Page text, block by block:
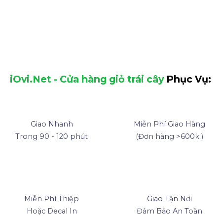
iOvi.Net - Cửa hàng giỏ trái câyPhục Vụ:
Giao Nhanh
Trong 90 - 120 phút
Miễn Phí Giao Hàng
(Đơn hàng >600k )
Miễn Phí Thiệp
Hoặc Decal In
Giao Tận Nơi
Đảm Bảo An Toàn